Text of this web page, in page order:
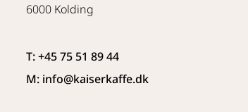
6000 Kolding
T: +45 75 51 89 44
M: info@kaiserkaffe.dk